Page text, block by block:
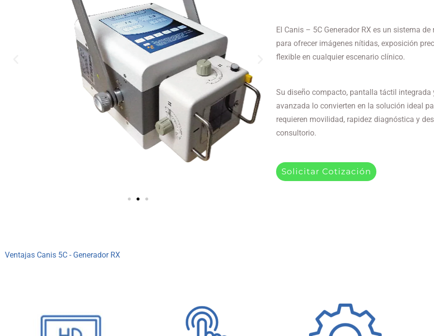
El Canis – 5C Generador RX es un sistema
para ofrecer imágenes nítidas, exposición
flexible en cualquier escenario clínico.
Su diseño compacto, pantalla táctil
avanzada lo convierten en la solución ideal
requieren movilidad, rapidez diagnóstica y
consultorio.
Solicitar Cotización
Ventajas Canis 5C - Generador RX